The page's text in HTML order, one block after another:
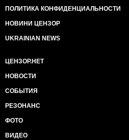
ПОЛИТИКА КОНФИДЕНЦИАЛЬНОСТИ
НОВИНИ ЦЕНЗОР
UKRAINIAN NEWS
ЦЕНЗОР.НЕТ
НОВОСТИ
СОБЫТИЯ
РЕЗОНАНС
ФОТО
ВИДЕО